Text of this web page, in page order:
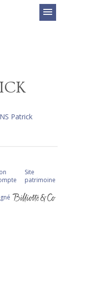
menu
Patrick
Site
patrimoine